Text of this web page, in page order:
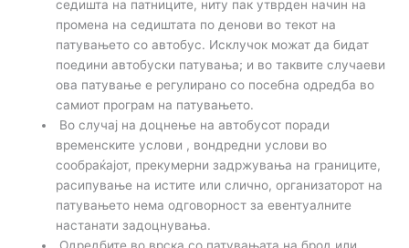
седишта на патниците, ниту пак утврден начин на
промена на седиштата по денови во текот на
патувањето со автобус. Исклучок можат да бидат
поедини автобуски патувања; и во таквите случаеви
ова патување е регулирано со посебна одредба во
самиот програм на патувањето.
Во случај на доцнење на автобусот поради
временските услови , вондредни услови во
сообраќајот, прекумерни задржувања на границите,
расипување на истите или слично, организаторот на
патувањето нема одговорност за евентуалните
настанати задоцнувања.